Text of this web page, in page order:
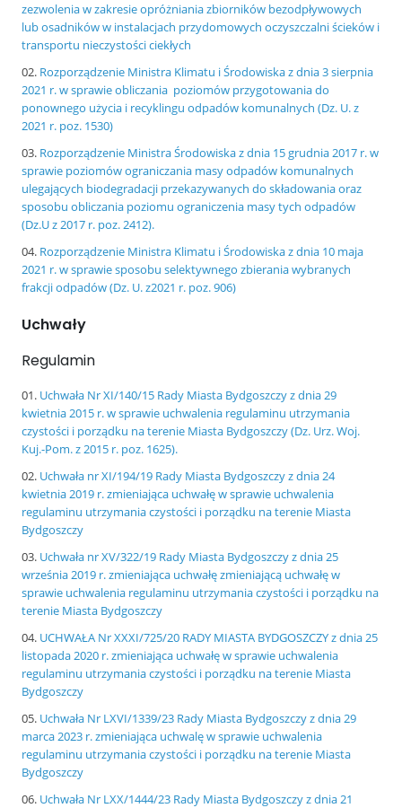
zezwolenia w zakresie opróżniania zbiorników bezodpływowych
lub osadników w instalacjach przydomowych oczyszczalni ścieków i
transportu nieczystości ciekłych
Rozporządzenie Ministra Klimatu i Środowiska z dnia 3 sierpnia
2021 r. w sprawie obliczania poziomów przygotowania do
ponownego użycia i recyklingu odpadów komunalnych (Dz. U. z
2021 r. poz. 1530)
Rozporządzenie Ministra Środowiska z dnia 15 grudnia 2017 r. w
sprawie poziomów ograniczania masy odpadów komunalnych
ulegających biodegradacji przekazywanych do składowania oraz
sposobu obliczania poziomu ograniczenia masy tych odpadów
(Dz.U z 2017 r. poz. 2412).
Rozporządzenie Ministra Klimatu i Środowiska z dnia 10 maja
2021 r. w sprawie sposobu selektywnego zbierania wybranych
frakcji odpadów (Dz. U. z2021 r. poz. 906)
Uchwały
Regulamin
Uchwała Nr XI/140/15 Rady Miasta Bydgoszczy z dnia 29
kwietnia 2015 r. w sprawie uchwalenia regulaminu utrzymania
czystości i porządku na terenie Miasta Bydgoszczy (Dz. Urz. Woj.
Kuj.-Pom. z 2015 r. poz. 1625).
Uchwała nr XI/194/19 Rady Miasta Bydgoszczy z dnia 24
kwietnia 2019 r. zmieniająca uchwałę w sprawie uchwalenia
regulaminu utrzymania czystości i porządku na terenie Miasta
Bydgoszczy
Uchwała nr XV/322/19 Rady Miasta Bydgoszczy z dnia 25
września 2019 r. zmieniająca uchwałę zmieniającą uchwałę w
sprawie uchwalenia regulaminu utrzymania czystości i porządku na
terenie Miasta Bydgoszczy
UCHWAŁA Nr XXXI/725/20 RADY MIASTA BYDGOSZCZY z dnia 25
listopada 2020 r. zmieniająca uchwałę w sprawie uchwalenia
regulaminu utrzymania czystości i porządku na terenie Miasta
Bydgoszczy
Uchwała Nr LXVI/1339/23 Rady Miasta Bydgoszczy z dnia 29
marca 2023 r. zmieniająca uchwalę w sprawie uchwalenia
regulaminu utrzymania czystości i porządku na terenie Miasta
Bydgoszczy
Uchwała Nr LXX/1444/23 Rady Miasta Bydgoszczy z dnia 21